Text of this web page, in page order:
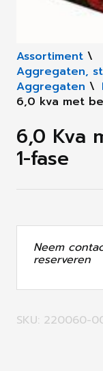
Assortiment \
Aggregaten,
Aggregaten \
6,0 kva met
6,0 Kva
1-fase
Neem
reserveren
SKU: 220060-